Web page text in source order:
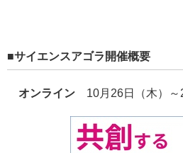
■サイエンスアゴラ開催概要
オンライン 10月26日（木）～